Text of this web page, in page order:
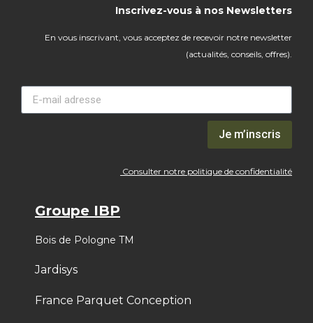
Inscrivez-vous à nos Newsletters
En vous inscrivant, vous acceptez de recevoir notre newsletter
(actualités, conseils, offres).
Je m’inscris
Consulter notre politique de confidentialité
Groupe IBP
Bois de Pologne TM
Jardisys
France Parquet Conception